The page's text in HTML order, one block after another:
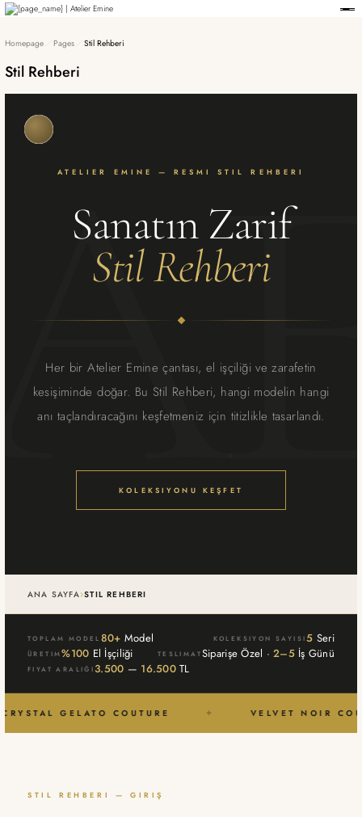
Homepage Pages Stil Rehberi
Stil Rehberi
ATELIER EMINE — RESMI STIL REHBERI
Sanatın Zarif
Stil Rehberi
Her bir Atelier Emine çantası, el işçiliği ve zarafetin
kesişiminde doğar. Bu Stil Rehberi, hangi modelin hangi
anı taçlandıracağını keşfetmeniz için titizlikle tasarlandı.
KOLEKSIYONU KEŞFET
ANA SAYFA›STIL REHBERI
TOPLAM MODEL 80+ Model KOLEKSIYON SAYISI5 Seri
ÜRETIM%100 El İşçiliği TESLIMATSiparişe Özel ·2–5İş Günü
FIYAT ARALIĞI3.500 — 16.500TL
GELATO COUTURE ✦ VELVET NOIR
STIL REHBERI — GIRIŞ